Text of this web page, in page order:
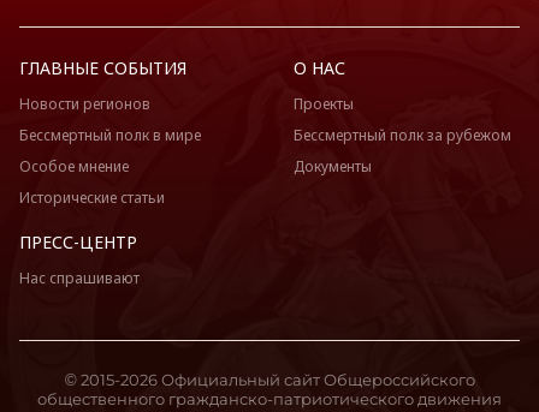
ГЛАВНЫЕ СОБЫТИЯ
Новости регионов
Бессмертный полк в мире
Особое мнение
Исторические статьи
О НАС
Проекты
Бессмертный полк за рубежом
Документы
ПРЕСС-ЦЕНТР
Нас спрашивают
© 2015-2026 Официальный сайт Общероссийского
общественного гражданско-патриотического движения